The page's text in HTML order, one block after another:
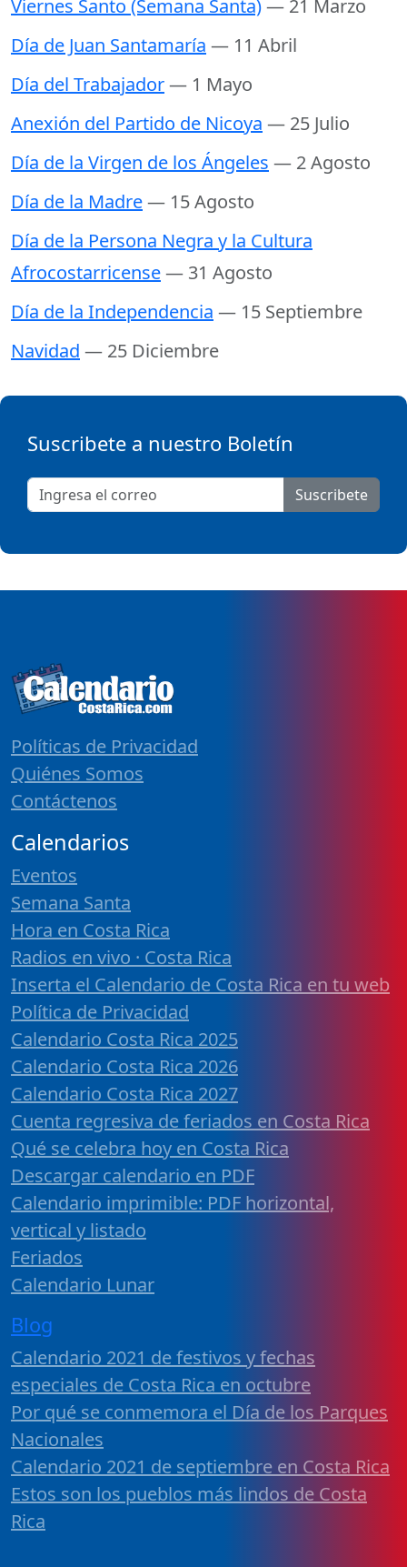
Viernes Santo (Semana Santa)— 21 Marzo
Día de Juan Santamaría — 11 Abril
Día del Trabajador— 1 Mayo
Anexión del Partido de Nicoya — 25 Julio
Día de la Virgen de los Ángeles — 2 Agosto
Día de la Madre— 15 Agosto
Día de la Persona Negra y la Cultura
Afrocostarricense— 31 Agosto
Día de la Independencia — 15 Septiembre
Navidad — 25 Diciembre
Suscribete a nuestro Boletín
Suscribete
Políticas de Privacidad
Quiénes Somos
Contáctenos
Calendarios
Eventos
Semana Santa
Hora en Costa Rica
Radios en vivo · Costa Rica
Inserta el Calendario de Costa Rica en tu web
Política de Privacidad
Calendario Costa Rica 2025
Calendario Costa Rica 2026
Calendario Costa Rica 2027
Cuenta regresiva de feriados en Costa Rica
Qué se celebra hoy en Costa Rica
Descargar calendario en PDF
Calendario imprimible: PDF horizontal,
vertical y listado
Feriados
Calendario Lunar
Blog
Calendario 2021 de festivos y fechas
especiales de Costa Rica en octubre
Por qué se conmemora el Día de los Parques
Nacionales
Calendario 2021 de septiembre en Costa Rica
Estos son los pueblos más lindos de Costa
Rica